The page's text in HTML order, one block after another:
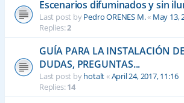
Escenarios difuminados y sin
Last post byPedro ORENES M.« May 13,
Replies:2
GUÍA PARA LA INSTALACIÓN
DUDAS, PREGUNTAS...
Last post byhotalt«April 24, 2017, 11:16
Replies:14